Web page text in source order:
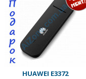
HUAWEI E3372